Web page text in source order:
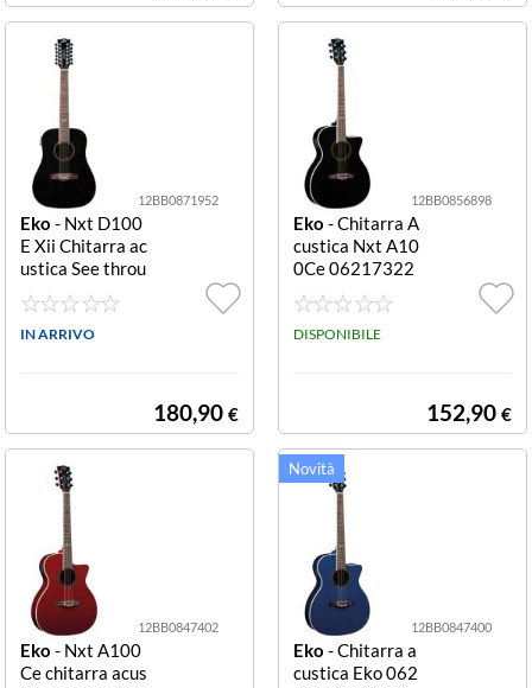
12BB0871952
Eko - Nxt D100
E Xii Chitarra ac
ustica See throu
gh black D100E
Xii
IN ARRIVO
180,90 €
12BB0856898
Eko - Chitarra A
custica Nxt A10
0Ce 06217322
See Through Bla
ck A100Ce
DISPONIBILE
152,90 €
12BB0847402
Eko - Nxt A100
Ce chitarra acus
12BB0847400
Eko - Chitarra a
custica Eko 062